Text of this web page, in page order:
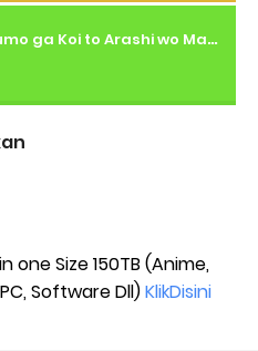
Natsuiro no Kumo ga Koi to Arashi wo Makiokosu (2026) - 01 Subtitle Indonesia
one Size 150TB (Anime,
Software Dll)KlikDisini